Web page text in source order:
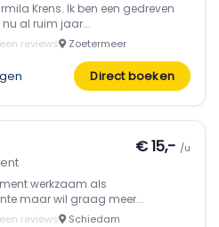
Krens. Ik ben een gedreven
nu al ruim jaar...
reviews Zoetermeer
Direct boeken
€ 15,- /u
werkzaam als
maar wil graag meer...
reviews Schiedam